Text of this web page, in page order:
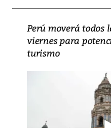
Perú moverá todos
viernes para
turismo